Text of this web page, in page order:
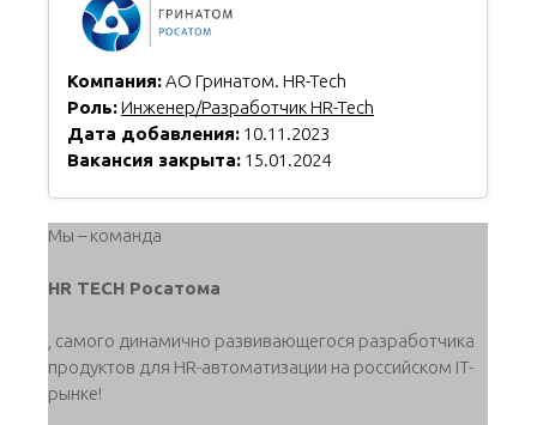
Компания:АО Гринатом. HR-Tech
Роль:Инженер/Разработчик HR-Tech
Дата добавления: 10.11.2023
Вакансия закрыта: 15.01.2024
Мы – команда
HR TECH Росатома
, самого динамично развивающегося разработчика
продуктов для HR-автоматизации на российском IT-
рынке!